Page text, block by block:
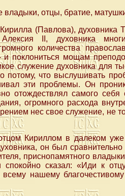
отцы, братие,
(Павлова), духовника
II, духовника
количества
поклониться мощам
служение духовника для
потому, что выслушивать
эти проблемы. Он
отождествлял самого
огромного расхода
нес свое служение, не
Кириллом в далеком
он был
приснопамятного
спокойно сказал: «Иди к
нашему